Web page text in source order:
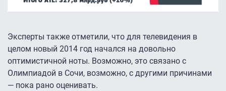
Эксперты также отметили, что для телевидения в
целом новый 2014 год начался на довольно
оптимистичной ноты. Возможно, это связано с
Олимпиадой в Сочи, возможно, с другими причинами
— пока рано оценивать.